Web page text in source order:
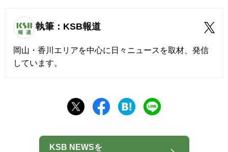
執筆：KSB報道
岡山・香川エリアを中心に日々ニュースを取材、発信
しています。
KSB NEWSを